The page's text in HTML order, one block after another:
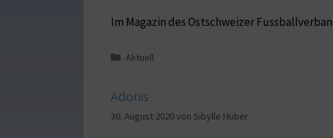
Im Magazin des Ostschweizer
Aktuell
Adonis
30. August 2020von Sibylle Huber